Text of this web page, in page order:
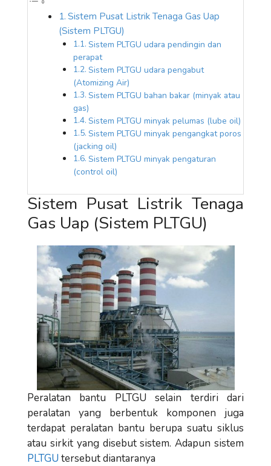
Sistem Pusat Listrik Tenaga Gas Uap
(Sistem PLTGU)
Sistem PLTGU udara pendingin dan
perapat
Sistem PLTGU udara pengabut
(Atomizing Air)
Sistem PLTGU bahan bakar (minyak atau
gas)
Sistem PLTGU minyak pelumas (lube oil)
Sistem PLTGU minyak pengangkat poros
(jacking oil)
Sistem PLTGU minyak pengaturan
(control oil)
Sistem Pusat Listrik Tenaga
Gas Uap (Sistem PLTGU)
Peralatan bantu PLTGU selain terdiri dari
peralatan yang berbentuk komponen juga
terdapat peralatan bantu berupa suatu siklus
atau sirkit yang disebut sistem. Adapun sistem
PLTGU tersebut diantaranya